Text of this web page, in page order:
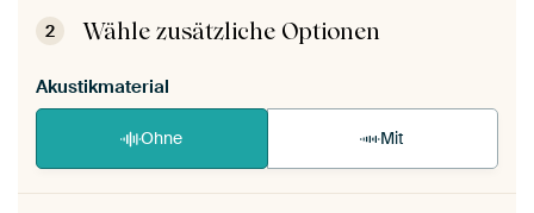
aufgebaut.Montageanleitung ansehen
2 Wähle zusätzliche Optionen
Akustikmaterial
Ohne Mit